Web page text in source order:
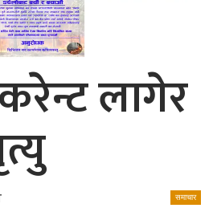
लागेर
समाचार